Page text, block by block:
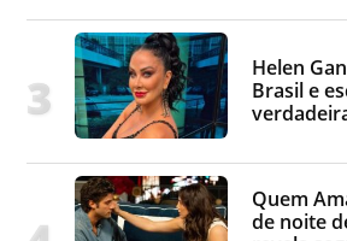
Helen
Brasil e
Quem
de noite